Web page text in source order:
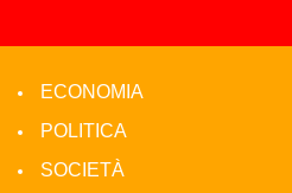
ECONOMIA
POLITICA
SOCIETÀ